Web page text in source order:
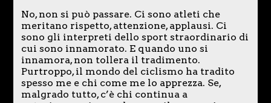
No, non si può passare. Ci sono atleti che
meritano rispetto, attenzione, applausi. Ci
sono gli interpreti dello sport straordinario di
cui sono innamorato. E quando uno si
innamora, non tollera il tradimento.
Purtroppo, il mondo del ciclismo ha tradito
spesso me e chi come me lo apprezza. Se,
malgrado tutto, c’è chi continua a